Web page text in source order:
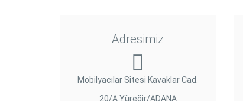
Adresimiz
Mobilyacılar Sitesi Kavaklar Cad.
20/A Yüreğir/ADANA